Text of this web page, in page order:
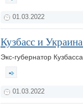
01.03.2022
Кузбасс и
Экс-губернатор
01.03.2022